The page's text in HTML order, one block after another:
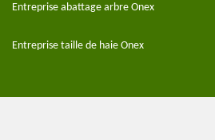
Entreprise abattage arbre Onex
Entreprise taille de haie Onex